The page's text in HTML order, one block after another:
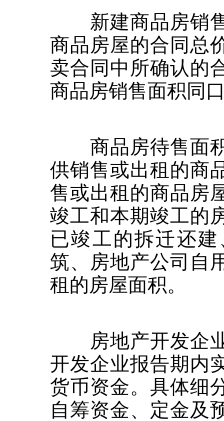
新建商品房销售
商品房屋的合同总
卖合同中所确认的
商品房销售面积同
商品房待售面积
供销售或出租的商
售或出租的商品房
竣工和本期竣工的
已竣工的拆迁还
筑、房地产公司自
租的房屋面积。
房地产开发企业
开发企业报告期内
货币资金。具体细
自筹资金、定金及